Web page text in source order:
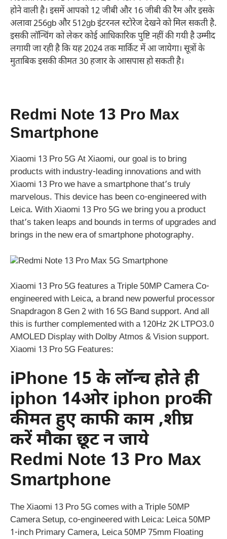
होने वाली है। इसमें आपको 12 जीबी और 16 जीबी की रैम और इसके
अलावा 256gb और 512gb इंटरनल स्टोरेज देखने को मिल सकती है.
इसकी लॉन्चिंग को लेकर कोई आधिकारिक पुष्टि नहीं की गयी है उम्मीद
लगायी जा रही है कि यह 2024 तक मार्किट में आ जायेगा। सूत्रों के
मुताबिक इसकी कीमत 30 हजार के आसपास हो सकती है।
Redmi Note 13 Pro Max
Smartphone
Xiaomi 13 Pro 5G At Xiaomi, our goal is to bring
products with industry-leading innovations and with
Xiaomi 13 Pro we have a smartphone that’s truly
marvelous. This device has been co-engineered with
Leica. With Xiaomi 13 Pro 5G we bring you a product
that’s taken leaps and bounds in terms of upgrades and
brings in the new era of smartphone photography.
Xiaomi 13 Pro 5G features a Triple 50MP Camera Co-
engineered with Leica, a brand new powerful processor
Snapdragon 8 Gen 2 with 16 5G Band support. And all
this is further complemented with a 120Hz 2K LTPO3.0
AMOLED Display with Dolby Atmos & Vision support.
Xiaomi 13 Pro 5G Features:
iPhone 15 के लॉन्च होते ही
iphon 14ओर iphon proकी
कीमत हुए काफी काम ,शीघ्र
करें मौका छूट न जाये
Redmi Note 13 Pro Max
Smartphone
The Xiaomi 13 Pro 5G comes with a Triple 50MP
Camera Setup, co-engineered with Leica: Leica 50MP
1-inch Primary Camera, Leica 50MP 75mm Floating